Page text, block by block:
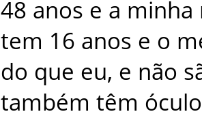
48 anos e a minha
tem 16 anos e o
do que eu, e não
também têm